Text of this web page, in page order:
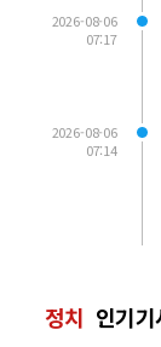
2026-08-06
07:17
2026-08-06
07:14
정치 인기기